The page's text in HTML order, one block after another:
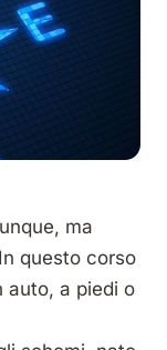
ma
questo corso
auto, a piedi o